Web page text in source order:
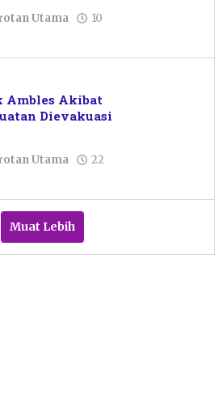
Utama
10
Ambles Akibat
Dievakuasi
Utama
22
Muat Lebih